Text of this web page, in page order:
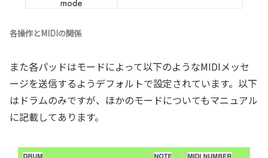
各操作とMIDIの関係
また各パッドはモードによって以下のようなMIDIメッセ
ージを送信するようデフォルトで設定されています。以下
はドラムのみですが、ほかのモードについてもマニュアル
に記載してあります。